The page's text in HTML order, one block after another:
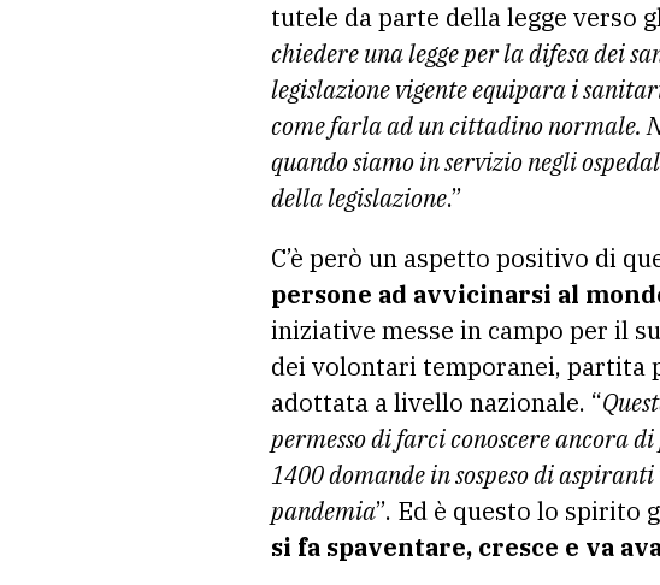
tutele da parte della legge verso
chiedere una legge per la difesa dei
legislazione vigente equipara i
come farla ad un cittadino normale.
quando siamo in servizio negli
della legislazione.”
C’è però un aspetto positivo di
persone ad avvicinarsi al
iniziative messe in campo per il
dei volontari temporanei, partita
adottata a livello nazionale. “
permesso di farci conoscere ancora
1400 domande in sospeso di
pandemia”. Ed è questo lo spirito
si fa spaventare, cresce e va